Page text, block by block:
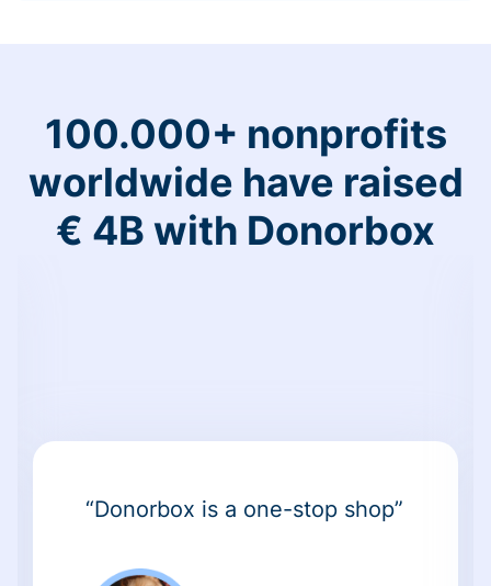
100.000+ nonprofits
worldwide have raised
€ 4B with Donorbox
“Donorbox is a one-stop shop”